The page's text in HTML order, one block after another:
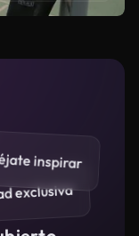
inspirar
exclusiva